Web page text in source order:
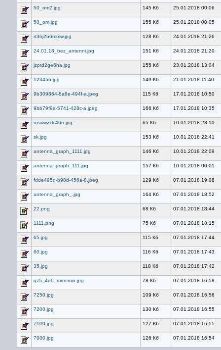
50_om2.jpg 145 Кб 25.01.2018 00:06
50_om.jpg 155 Кб 25.01.2018 00:05
rt3hj2o6mmw.jpg 128 Кб 24.01.2018 21:26
24.01.18_bez_antenni.jpg 151 Кб 24.01.2018 21:20
jzptd2ge6ha.jpg 155 Кб 23.01.2018 13:04
123456.jpg 149 Кб 21.01.2018 11:40
9b309864-8a8e-494f-a.jpeg 115 Кб 17.01.2018 10:50
9bb79f9a-5741-428c-a.jpeg 166 Кб 17.01.2018 10:35
mswwzxlc46o.jpg 65 Кб 10.01.2018 23:10
sk.jpg 153 Кб 10.01.2018 22:41
antenna_graph_1111.jpg 146 Кб 10.01.2018 22:09
antenna_graph_111.jpg 157 Кб 10.01.2018 00:01
fdde495d-b98d-456a-8.jpeg 129 Кб 07.01.2018 19:08
antenna_graph_.jpg 164 Кб 07.01.2018 18:52
22.png 68 Кб 07.01.2018 18:44
1111.png 75 Кб 07.01.2018 18:15
65.jpg 115 Кб 07.01.2018 17:44
60.jpg 116 Кб 07.01.2018 17:43
35.jpg 118 Кб 07.01.2018 17:42
qz5_4e0_mrm-min.jpg 78 Кб 07.01.2018 16:58
7250.jpg 109 Кб 07.01.2018 16:56
7200.jpg 130 Кб 07.01.2018 16:55
7100.jpg 127 Кб 07.01.2018 16:55
7000.jpg 126 Кб 07.01.2018 16:54